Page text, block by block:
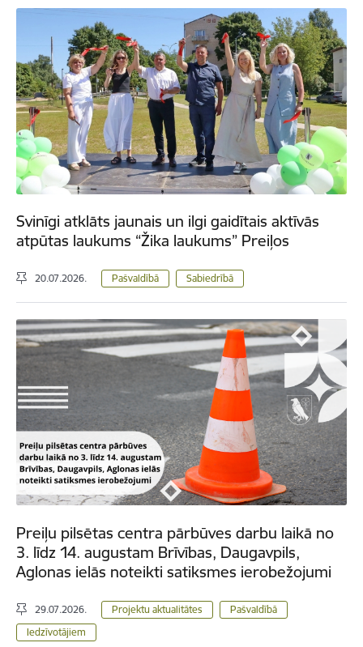
Svinīgi atklāts jaunais un ilgi gaidītais aktīvās
atpūtas laukums “Žika laukums” Preiļos
20.07.2026. Pašvaldībā Sabiedrībā
Preiļu pilsētas centra pārbūves darbu laikā no
3. līdz 14. augustam Brīvības, Daugavpils,
Aglonas ielās noteikti satiksmes ierobežojumi
29.07.2026. Projektu aktualitātes
Pašvaldībā
Iedzīvotājiem